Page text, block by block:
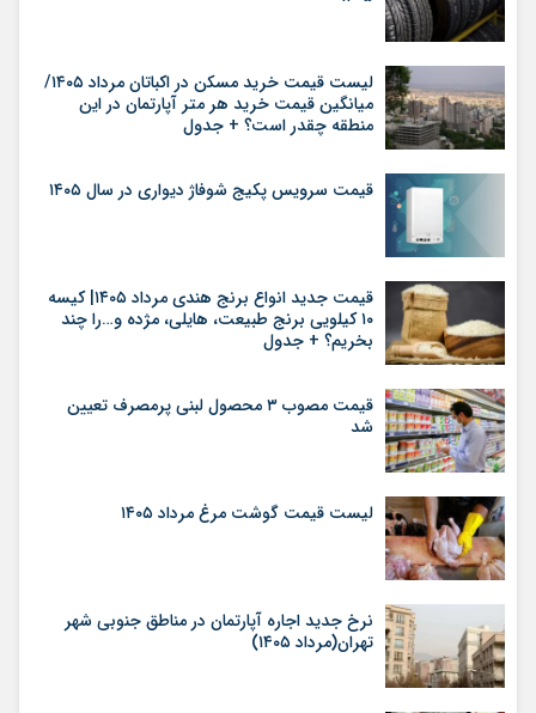
لیست قیمت خرید مسکن در اکباتان مرداد ۱۴۰۵/
میانگین قیمت خرید هر متر آپارتمان در این
منطقه چقدر است؟ + جدول
قیمت سرویس پکیج شوفاژ دیواری در سال ۱۴۰۵
قیمت جدید انواع برنج هندی مرداد ۱۴۰۵| کیسه
۱۰ کیلویی برنج طبیعت، هایلی، مژده و…را چند
بخریم؟ + جدول
قیمت مصوب ۳ محصول لبنی پرمصرف تعیین
شد
لیست قیمت گوشت مرغ مرداد ۱۴۰۵
نرخ جدید اجاره آپارتمان در مناطق جنوبی شهر
تهران(مرداد ۱۴۰۵)